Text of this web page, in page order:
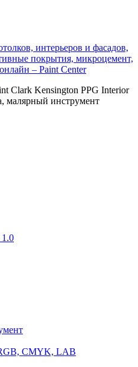
Clark Kensington PPG Interior
малярный инструмент
CMYK, LAB